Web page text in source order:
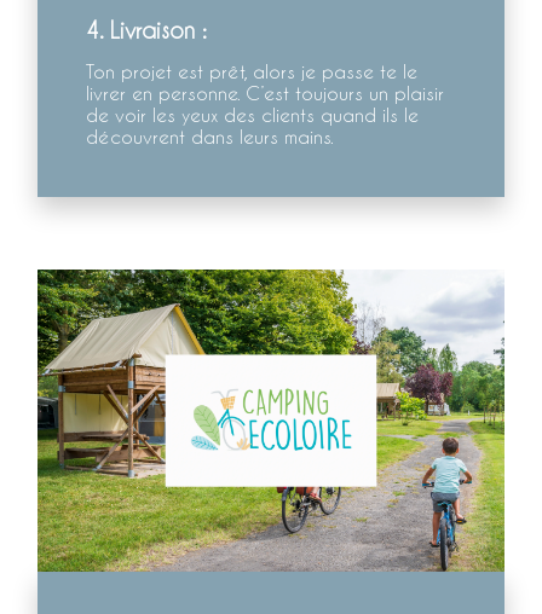
4. Livraison :
Ton projet est prêt, alors je passe te le
livrer en personne. C’est toujours un plaisir
de voir les yeux des clients quand ils le
découvrent dans leurs mains.